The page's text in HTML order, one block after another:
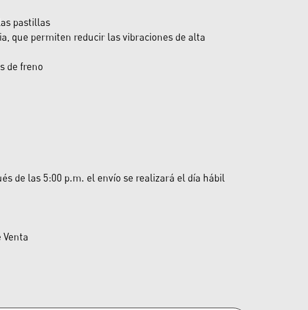
pastillas
que permiten reducir las vibraciones de alta
de freno
de las 5:00 p.m. el envío se realizará el día hábil